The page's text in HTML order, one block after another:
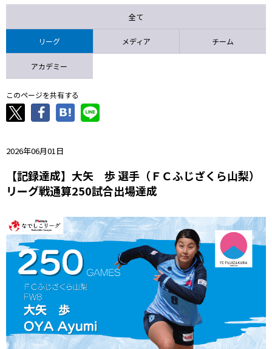
全て
リーグ メディア チーム
アカデミー
このページを共有する
2026年06月01日
【記録達成】大矢 歩 選手（ＦＣふじざくら山梨）
リーグ戦通算250試合出場達成